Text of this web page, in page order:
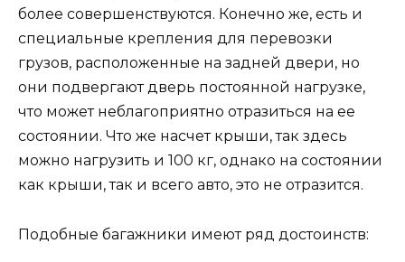
более совершенствуются. Конечно же, есть и
специальные крепления для перевозки
грузов, расположенные на задней двери, но
они подвергают дверь постоянной нагрузке,
что может неблагоприятно отразиться на ее
состоянии. Что же насчет крыши, так здесь
можно нагрузить и 100 кг, однако на состоянии
как крыши, так и всего авто, это не отразится.
Подобные багажники имеют ряд достоинств: